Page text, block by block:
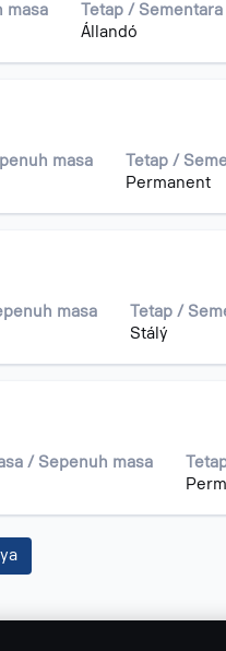
masa
Tetap / Sementara
Állandó
masa
Tetap /
Permanent
masa
Tetap /
Stálý
/ Sepenuh masa